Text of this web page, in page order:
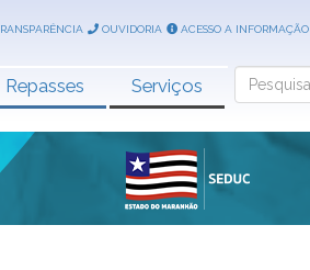
OUVIDORIA ACESSO A INFORMAÇÃO
Repasses Serviços Search